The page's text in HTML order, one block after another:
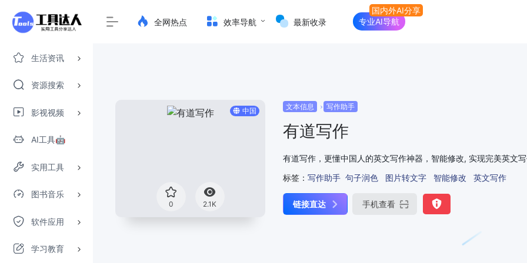
生活资讯
资源搜索
影视视频
AI工具🤖
实用工具
图书音乐
软件应用
学习教育
全网热点 效率导航 最新收录 专业AI导航
中国
0 2.1K
文本信息 写作助手
有道写作
有道写作，更懂中国人的英文写作神器，智能修改, 实现完美英文
标签： 写作助手 句子润色 图片转文字 智能修改 英文写作
链接直达 手机查看